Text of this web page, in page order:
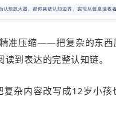
准压缩——把复杂的东西
到表达的完整认知链。
复杂内容改写成12岁小